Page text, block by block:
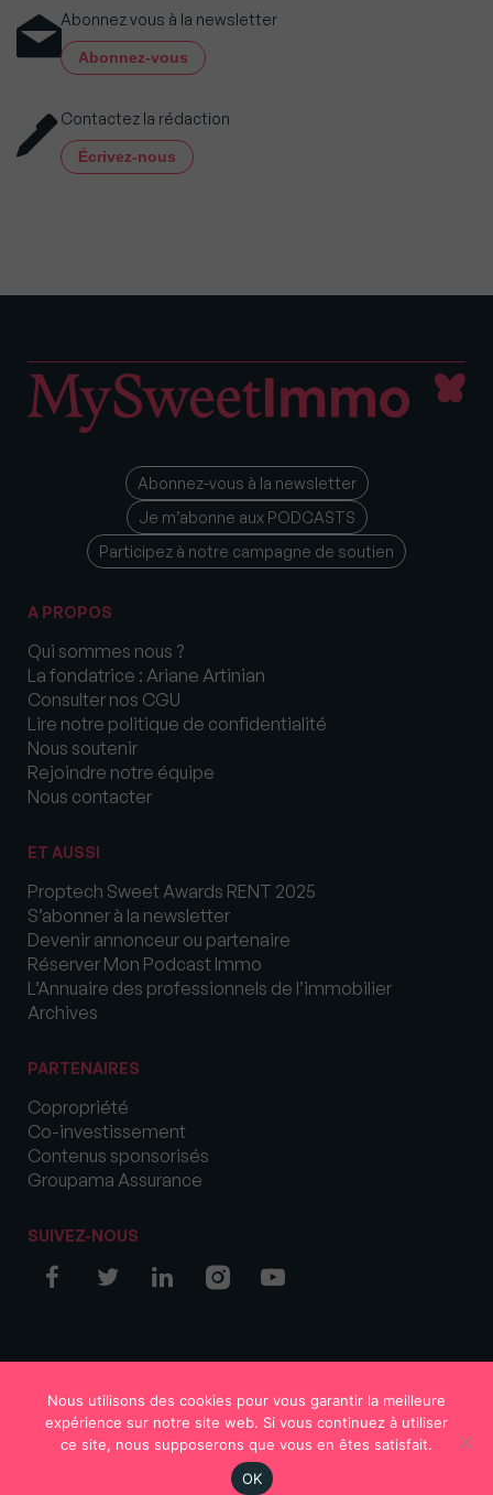
Abonnez vous à la newsletter
Abonnez-vous
Contactez la rédaction
Écrivez-nous
Abonnez-vous à la newsletter
Je m’abonne aux PODCASTS
Participez à notre campagne de soutien
A PROPOS
Qui sommes nous ?
La fondatrice : Ariane Artinian
Consulter nos CGU
Lire notre politique de confidentialité
Nous soutenir
Rejoindre notre équipe
Nous contacter
ET AUSSI
Proptech Sweet Awards RENT 2025
S’abonner à la newsletter
Devenir annonceur ou partenaire
Réserver Mon Podcast Immo
L’Annuaire des professionnels de l’immobilier
Archives
PARTENAIRES
Copropriété
Co-investissement
Contenus sponsorisés
Groupama Assurance
SUIVEZ-NOUS
Nous utilisons des cookies pour vous garantir la meilleure
expérience sur notre site web. Si vous continuez à utiliser
ce site, nous supposerons que vous en êtes satisfait.
OK